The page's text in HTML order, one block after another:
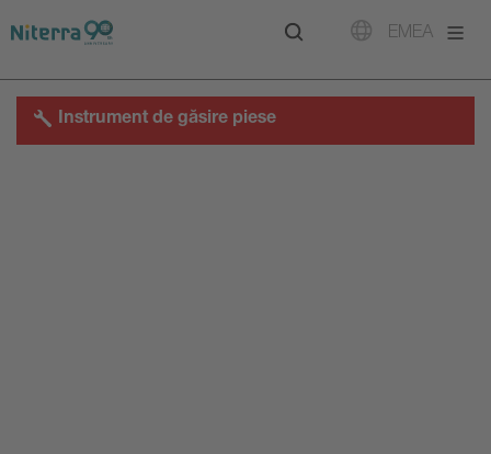
to
to
to
EMEA
Instrument de găsire piese